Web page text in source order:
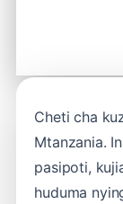
Cheti cha
Mtanzania.
pasipoti,
huduma